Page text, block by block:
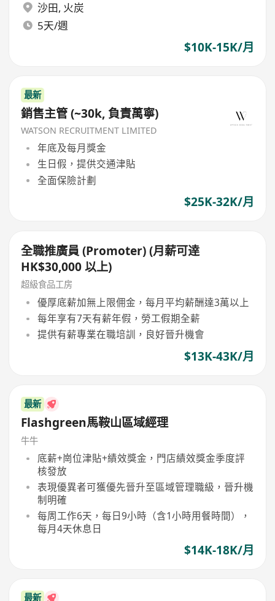
沙田, 火炭
5天/週
$10K-15K/月
最新
銷售主管 (~30k, 負責萬寧)
WATSON RECRUITMENT LIMITED
年底及每月獎金
生日假，提供交通津貼
全面保險計劃
$25K-32K/月
全職推廣員 (Promoter) (月薪可逹
HK$30,000 以上)
超級食品工房
優厚底薪加無上限佣金，每月平均薪酬達3萬以上
每年享有7天有薪年假，勞工假期全薪
提供有薪專業在職培訓，良好晉升機會
$13K-43K/月
最新
Flashgreen馬鞍山區域經理
牛牛
底薪+崗位津貼+績效獎金，門店績效獎金季度評
核發放
表現優異者可獲優先晉升至區域管理職級，晉升機
制明確
每周工作6天，每日9小時（含1小時用餐時間），
每月4天休息日
$14K-18K/月
最新